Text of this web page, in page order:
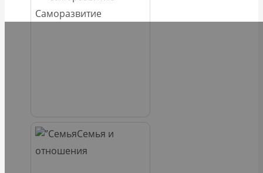
Саморазвитие
Семья и
отношения